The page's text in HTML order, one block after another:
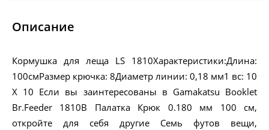
Описание
Кормушка для леща LS 1810Характеристики:Длина:
100смРазмер крючка: 8Диаметр линии: 0,18 мм1 вс: 10
X 10 Если вы заинтересованы в Gamakatsu Booklet
Br.Feeder 1810B Палатка Крюк 0.180 мм 100 см,
откройте для себя другие Семь футов вещи,